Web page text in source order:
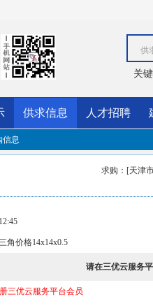
供
关
供求信息 人才招聘
信息
求购：[天津
角价格14x14x0.5
请在三优云服务
三优云服务平台会员